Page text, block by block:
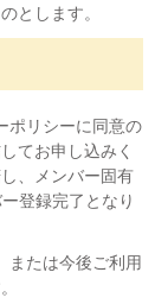
とします。
ポリシーに同意の
てお申し込みく
、メンバー固有
登録完了となり
または今後ご利用